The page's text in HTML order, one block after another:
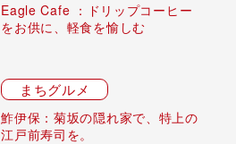
Eagle Cafe ：ドリップコーヒー
をお供に、軽食を愉しむ
まちグルメ
鮓伊保：菊坂の隠れ家で、特上の
江戸前寿司を。